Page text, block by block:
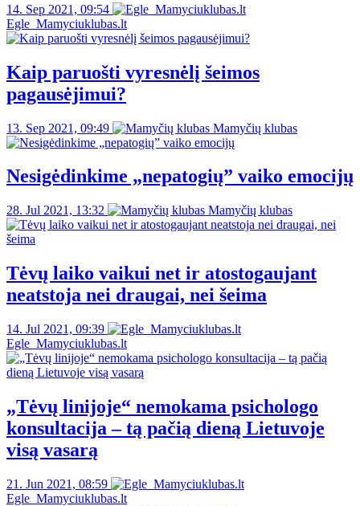
14. Sep 2021, 09:54
Egle_Mamyciuklubas.lt
Kaip paruošti vyresnėlį šeimos
pagausėjimui?
13. Sep 2021, 09:49 Mamyčių klubas
Nesigėdinkime „nepatogių” vaiko emocijų
28. Jul 2021, 13:32 Mamyčių klubas
Tėvų laiko vaikui net ir atostogaujant
neatstoja nei draugai, nei šeima
14. Jul 2021, 09:39
Egle_Mamyciuklubas.lt
„Tėvų linijoje“ nemokama psichologo
konsultacija – tą pačią dieną Lietuvoje
visą vasarą
21. Jun 2021, 08:59
Egle_Mamyciuklubas.lt